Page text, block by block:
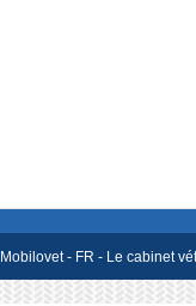
Mobilovet - FR - Le cabinet